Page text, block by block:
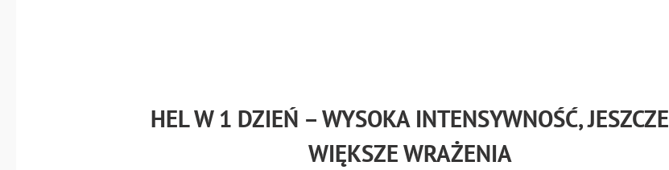
HEL W 1 DZIEŃ – WYSOKA INTENSYWNOŚĆ, JESZCZE
WIĘKSZE WRAŻENIA